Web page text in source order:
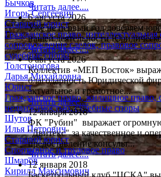
Бычков
Игорь Сергеевич
Старший юрист
Гражданское право, интеллектуальная
сопровождение сделок, правовое
судебные споры
Толстоногова
Дарья Михайловна
Юрист
Гражданское право, жилищное право,
недвижимостью, судебные споры
Шутов
Илья Петрович
Старший юрист
Спортивное и трудовое право
Шмаров
Кирилл Максимович
Читать далее....
6 августа 2026
Уже не первый год доверяем
нашей деятельности
Читать далее....
6 августа 2026
Коллектив «МЕП Восток»
благодарность Юридической
актуальное и грамотное...
Читать далее....
12 января 2018
ФК "Рубин" выражает
"Двитекс" за качественное и
предоставление консульт...
Читать далее....
12 января 2018
Баскетбольный клуб "ЦСКА"